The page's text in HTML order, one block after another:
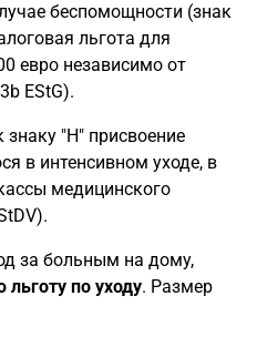
беспомощности (знак
льгота для
евро независимо от
EStG).
"H" присвоение
в интенсивном уходе, в
медицинского
за больным на дому,
льготу по уходу. Размер